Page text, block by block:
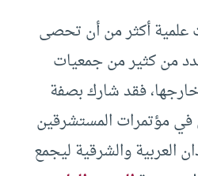
علمية أكثر من أن تحصى
من كثير من جمعيات
فقد شارك بصفة
في مؤتمرات المستشرقين
العربية والشرقية ليجمع